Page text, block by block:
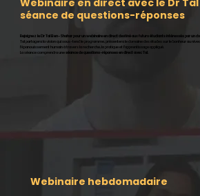
Webinaire en direct avec le Dr
séance de questions-réponses
Rejoignez le Dr Tal Ben-Shahar pour un webinaire en direct destiné aux futurs étudiants intéressés par un
Tal partagera la vision qui sous-tend le programme, présentera le domaine des études sur le bonheur au
l'épanouissement humain à travers la recherche, la pratique et l'apprentissage appliqué.
La séance comprendra uneséance de questions-réponses en direct avec Tal.
Webinaire hebdomadaire